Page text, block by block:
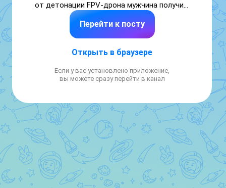
от детонации FPV-дрона мужчина получил
минно-взрывную травму и акубаротравму. В
городской больнице №2 г. Белгорода ему
оказана необходимая помощь, он отпущен
Октябрьский дрон атаковал коммерческий
рядом. В городской больнице №2 г.
Белгорода у неё диагностировали минно-
взрывную травму и ушиб плеча. После
оказания помощи лечение продолжит
амбулаторно. В здании повреждены окна,
фасад и входная группа.
Перейти к посту
Открыть в браузере
Если у вас установлено приложение,
вы можете сразу перейти в канал